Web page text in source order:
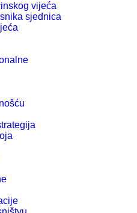
vijeća
sjednica